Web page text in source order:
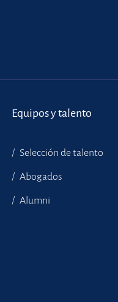
Equipos y talento
Selección de talento
Abogados
Alumni